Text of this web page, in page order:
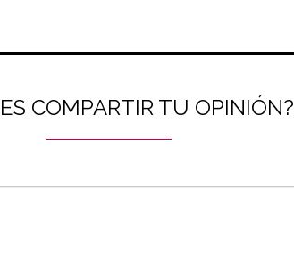
COMPARTIR TU OPINIÓN?